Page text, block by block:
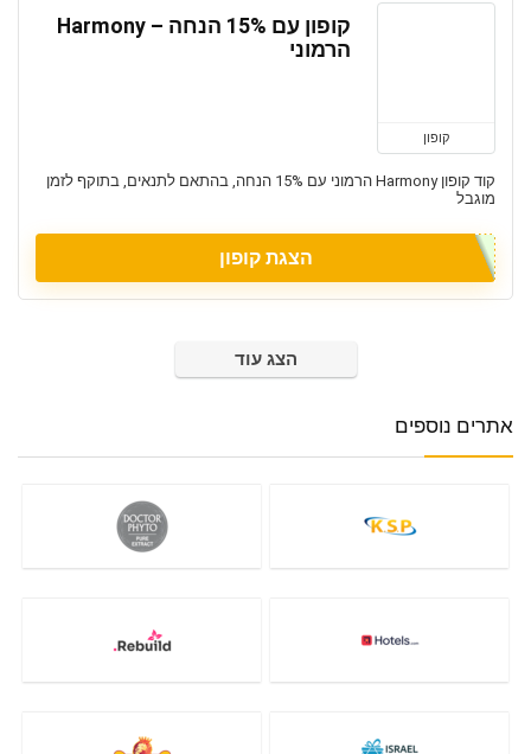
קופון
קופון עם 15% הנחה – Harmony
הרמוני
קוד קופון Harmony הרמוני עם 15% הנחה, בהתאם לתנאים, בתוקף לזמן
מוגבל
הצגת קופון
הצג עוד
אתרים נוספים